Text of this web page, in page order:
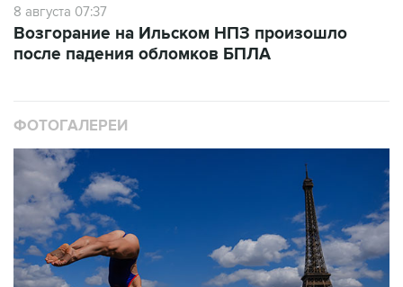
8 августа 07:37
Возгорание на Ильском НПЗ произошло
после падения обломков БПЛА
ФОТОГАЛЕРЕИ